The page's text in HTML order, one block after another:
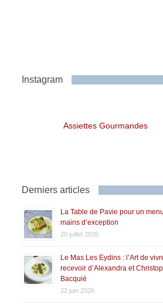
Instagram
Assiettes Gourmandes
Derniers articles
La Table de Pavie pour un
mains d’exception
20 juillet 2026
Le Mas Les Eydins : l’Art de
recevoir d’Alexandra et
Bacquié
22 juin 2026